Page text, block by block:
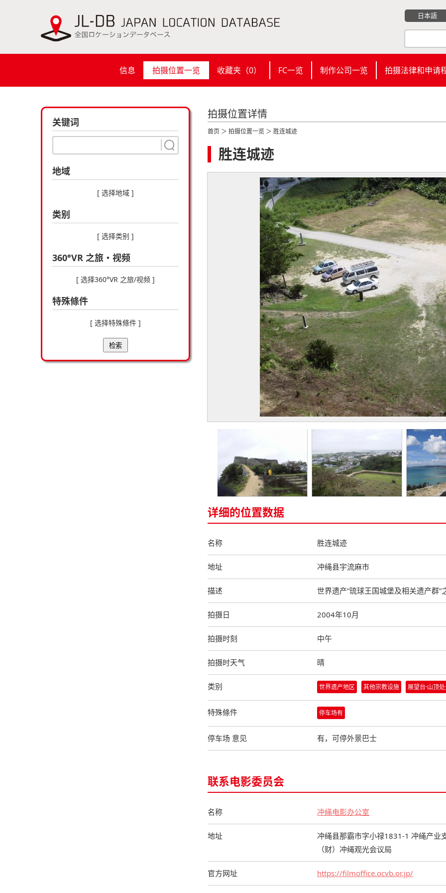
日本語
信息 拍摄位置一览 收藏夹（0） FC一览 制作公司一览 拍摄法律和申请
关键词
地域
[ 选择地域 ]
类别
[ 选择类别 ]
360°VR 之旅・视频
[ 选择360°VR 之旅/视频 ]
特殊條件
[ 选择特殊條件 ]
检索
拍摄位置详情
首页 ＞ 拍摄位置一览 ＞ 胜连城迹
胜连城迹
详细的位置数据
名称 胜连城迹
地址 冲绳县宇流麻市
描述 世界遗产“琉球王国城堡及相关遗产群”
拍摄日 2004年10月
拍摄时刻 中午
拍摄时天气 晴
类别 世界遗产地区 其他宗教设施 展望台·山顶
特殊條件 停车场有
停车场 意见 有，可停外景巴士
联系电影委员会
名称 冲绳电影办公室
地址
冲绳县那霸市字小禄1831-1 冲绳产业
（财）冲绳观光会议局
官方网址 https://filmoffice.ocvb.or.jp/